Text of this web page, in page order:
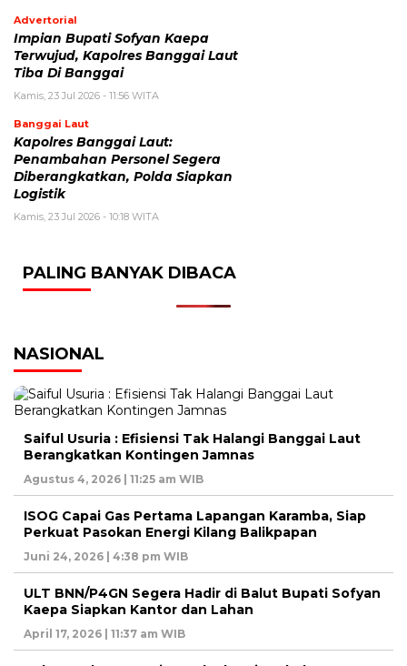
Advertorial
Impian Bupati Sofyan Kaepa
Terwujud, Kapolres Banggai Laut
Tiba Di Banggai
Kamis, 23 Jul 2026 - 11:56 WITA
Banggai Laut
Kapolres Banggai Laut:
Penambahan Personel Segera
Diberangkatkan, Polda Siapkan
Logistik
Kamis, 23 Jul 2026 - 10:18 WITA
PALING BANYAK DIBACA
NASIONAL
Saiful Usuria : Efisiensi Tak Halangi Banggai Laut
Berangkatkan Kontingen Jamnas
Agustus 4, 2026 | 11:25 am WIB
ISOG Capai Gas Pertama Lapangan Karamba, Siap
Perkuat Pasokan Energi Kilang Balikpapan
Juni 24, 2026 | 4:38 pm WIB
ULT BNN/P4GN Segera Hadir di Balut Bupati Sofyan
Kaepa Siapkan Kantor dan Lahan
April 17, 2026 | 11:37 am WIB